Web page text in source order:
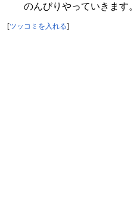
のんびりやっていきます。
[ツッコミを入れる]